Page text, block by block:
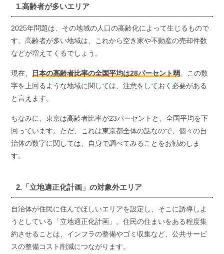
1.高齢者が多いエリア
2025年問題は、その地域の人口の高齢化によって生じるもので
す。高齢者が多い地域は、これから空き家や不動産の売却件数
などが増えてくるでしょう。
現在、日本の高齢者比率の全国平均は28パーセント弱。この数
字を上回るような地域に関しては、注意をしておく必要がある
と言えます。
ちなみに、東京は高齢者比率が23パーセントと、全国平均を下
回っています。ただ、これは東京都全体の話なので、個々の自
治体の数字に関しては、自身で調べてみることをお勧めしま
す。
2.「立地適正化計画」の対象外エリア
自治体が住民に住んでほしいエリアを設定し、そこに誘導しよ
うとしている「立地適正化計画」。住民の住まいをある程度集
約させることは、インフラの整備やゴミ収集など、公共サービ
スの整備コスト削減につながります。